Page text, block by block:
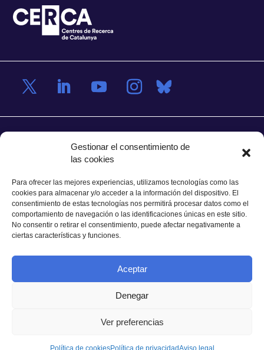
Gestionar el consentimiento de
las cookies
Para ofrecer las mejores experiencias, utilizamos tecnologías como las
cookies para almacenar y/o acceder a la información del dispositivo. El
consentimiento de estas tecnologías nos permitirá procesar datos como el
comportamiento de navegación o las identificaciones únicas en este sitio.
No consentir o retirar el consentimiento, puede afectar negativamente a
ciertas características y funciones.
Aceptar
Denegar
Ver preferencias
Política de cookiesPolítica de privacidadAviso legal
Esteve Terradas 1
Parc Mediterrani de la Tecnologia (PMT) Campus
del Baix Llobregat – UPC
08860 Castelldefels (Barcelona)
Tel.:+34 93 280 2088